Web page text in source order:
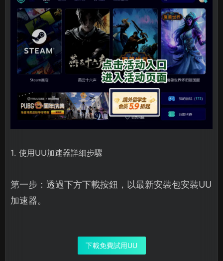
1. 使用UU加速器詳細步驟
第一步：透過下方下載按鈕，以最新安裝包安裝UU
加速器。
下載免費試用UU